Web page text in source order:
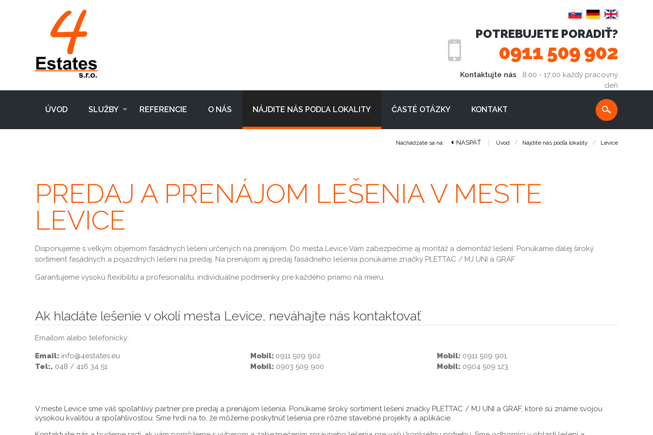
POTREBUJETE PORADIŤ?
0911 509 902
Kontaktujte nás
8:00 - 17:00 každý pracovný
deň
ÚVOD SLUŽBY REFERENCIE O NÁS NÁJDITE NÁS PODĽA LOKALITY ČASTÉ OTÁZKY KONTAKT
Nachádzate sa na: NASPÄŤ ⋮ Úvod / Nájdite nás podľa lokality / Levice
PREDAJ A PRENÁJOM LEŠENIA V MESTE
LEVICE
Disponujeme s veľkým objemom fasádnych lešení určených na prenájom. Do mesta Levice Vám zabezpečíme aj montáž a demontáž lešení. Ponúkame ďalej široký
sortiment fasádnych a pojazdných lešení na predaj. Na prenájom aj predaj fasádneho lešenia ponúkame značky PLETTAC / MJ UNI a GRAF
Garantujeme vysokú flexibilitu a profesionalitu, individuálne podmienky pre každého priamo na mieru.
Ak hladáte lešenie v okolí mesta Levice, neváhajte nás kontaktovať
Emailom alebo telefonicky:
Email: info@4estates.eu Mobil: 0911 509 902 Mobil: 0911 509 901
Tel:. 048 / 416 34 51 Mobil: 0903 509 900 Mobil: 0904 509 123
V meste Levice sme váš spoľahlivý partner pre predaj a prenájom lešenia. Ponúkame široký sortiment lešení značky PLETTAC / MJ UNI a GRAF, ktoré sú známe svojou
vysokou kvalitou a spoľahlivosťou. Sme hrdí na to, že môžeme poskytnúť lešenia pre rôzne stavebné projekty a aplikácie.